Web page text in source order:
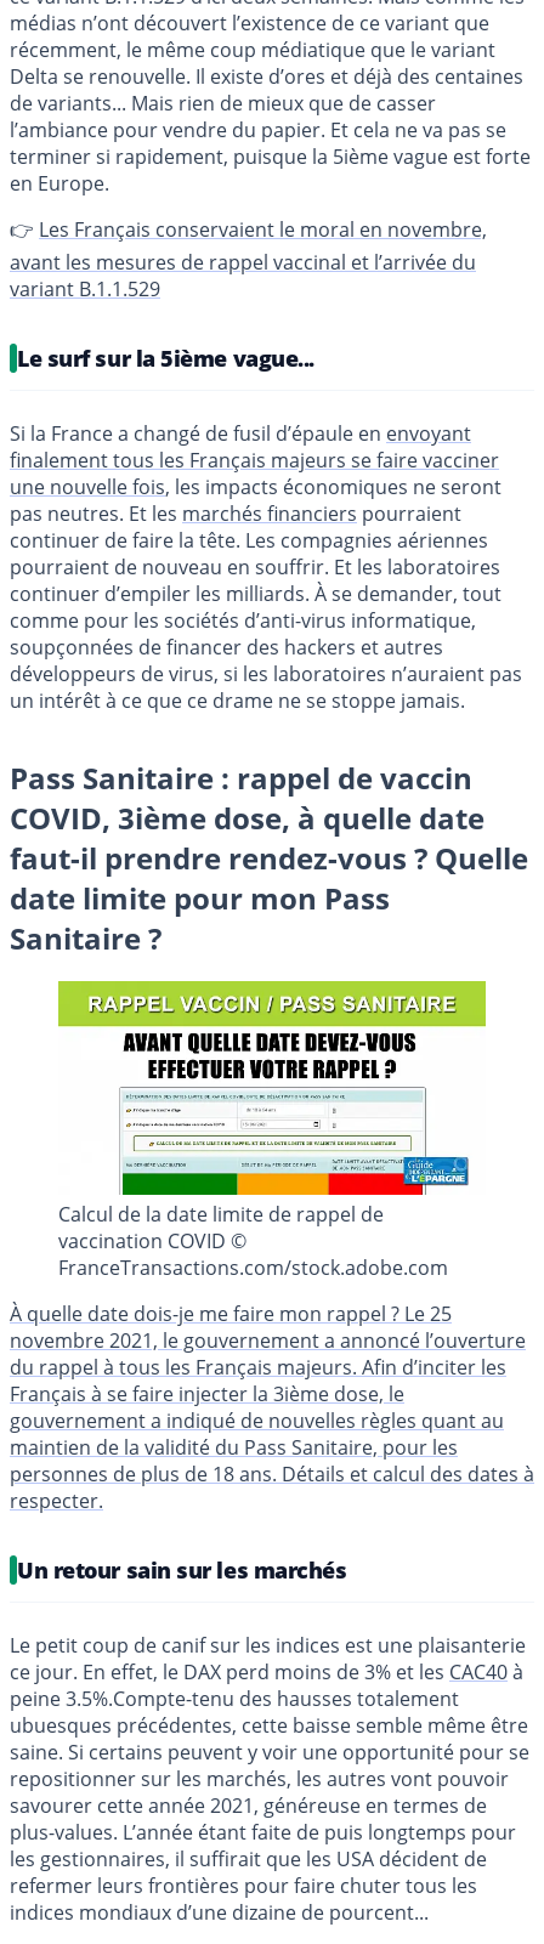
médias n’ont découvert l’existence de ce variant que
récemment, le même coup médiatique que le variant
Delta se renouvelle. Il existe d’ores et déjà des centaines
de variants... Mais rien de mieux que de casser
l’ambiance pour vendre du papier. Et cela ne va pas se
terminer si rapidement, puisque la 5ième vague est forte
en Europe.
👉 Les Français conservaient le moral en novembre,
avant les mesures de rappel vaccinal et l’arrivée du
variant B.1.1.529
Le surf sur la 5ième vague...
Si la France a changé de fusil d’épaule en envoyant
finalement tous les Français majeurs se faire vacciner
une nouvelle fois, les impacts économiques ne seront
pas neutres. Et les marchés financiers pourraient
continuer de faire la tête. Les compagnies aériennes
pourraient de nouveau en souffrir. Et les laboratoires
continuer d’empiler les milliards. À se demander, tout
comme pour les sociétés d’anti-virus informatique,
soupçonnées de financer des hackers et autres
développeurs de virus, si les laboratoires n’auraient pas
un intérêt à ce que ce drame ne se stoppe jamais.
Pass Sanitaire : rappel de vaccin
COVID, 3ième dose, à quelle date
faut-il prendre rendez-vous ? Quelle
date limite pour mon Pass
Sanitaire ?
Calcul de la date limite de rappel de
vaccination COVID ©
FranceTransactions.com/stock.adobe.com
À quelle date dois-je me faire mon rappel ? Le 25
novembre 2021, le gouvernement a annoncé l’ouverture
du rappel à tous les Français majeurs. Afin d’inciter les
Français à se faire injecter la 3ième dose, le
gouvernement a indiqué de nouvelles règles quant au
maintien de la validité du Pass Sanitaire, pour les
personnes de plus de 18 ans. Détails et calcul des dates à
respecter.
Un retour sain sur les marchés
Le petit coup de canif sur les indices est une plaisanterie
ce jour. En effet, le DAX perd moins de 3% et les CAC40à
peine 3.5%.Compte-tenu des hausses totalement
ubuesques précédentes, cette baisse semble même être
saine. Si certains peuvent y voir une opportunité pour se
repositionner sur les marchés, les autres vont pouvoir
savourer cette année 2021, généreuse en termes de
plus-values. L’année étant faite de puis longtemps pour
les gestionnaires, il suffirait que les USA décident de
refermer leurs frontières pour faire chuter tous les
indices mondiaux d’une dizaine de pourcent...